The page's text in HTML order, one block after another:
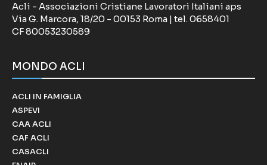
Acli - Associazioni Cristiane Lavoratori Italiani aps
Via G. Marcora, 18/20 - 00153 Roma | tel. 0658401
CF 80053230589
MONDO ACLI
ACLI IN FAMIGLIA
ASPEVI
CAA ACLI
CAF ACLI
CASACLI